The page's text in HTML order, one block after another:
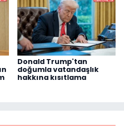
Donald Trump'tan
doğumla vatandaşlık
hakkına kısıtlama